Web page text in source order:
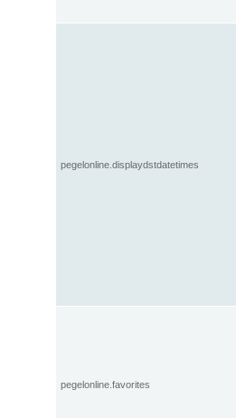
pegelonline.displaydstdatetimes
pegelonline.favorites